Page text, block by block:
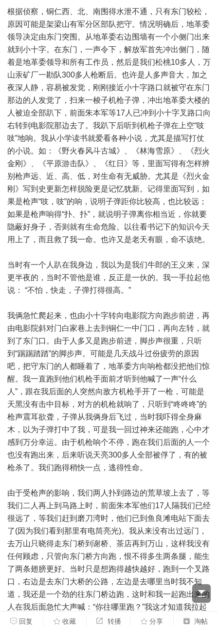
根据侦察，铜仁西、北、南围得水泄不通，只有东门较松，
原因可能是架梁山有军分区部队把守。情况明确后，地革委
领导决定由东门突围。从地革委右边围墙有一个小侧门出来
就到小十字。在东门，一声令下，解放军首先冲出侧门，随
着是地革委领导和所有工作员，然后是我们松桃10多人，万
山汞矿厂一勘队300多人枪断后。也许是人多声音大，加之
夜深人静，容易被发觉，刚刚接近小十字路口就被守在东门
那边的人发觉了，扫来一梭子机枪子弹，冲出地革委大楼的
人被迫全部趴下，前面朱本军等17人已冲到小十字叉路口向
右转到电影院那边去了。我趴下后听到机枪子弹在上空“吱
吱”地响。我从小学读书就爱看各种小说，尤其是描写打仗
的小说。如：《野火春风斗古城》、《林海雪原》、《烈火
金刚》、《平原游击队》、《红日》等，里面写得有怎样辨
别枪声远、近、高、低，对生命有无威胁。尤其是《烈火金
刚》写到史更新怎样脱险更是记忆犹新。记得里面写到，如
果是枪声“吱，吱”的响，说明子弹距你比较高，也比较远；
如果是枪声响得“扑、扑”，就说明子弹离你相当近，你就要
隐蔽好身子，否则就有生命危险。以往看书记下的知识今天
用上了，而且救了我一命。也许又是老天有眼，命不该绝。
当时有一个人趴在我身边，我以为是我们牛郎的王义来，深
更半夜的，当时不管他是谁，反正是一伙的。我一手拉起他
说： “不怕，快走，子弹打得很高。”
我俩急忙爬起来，也由小十字转向电影院方向跑步前进，再
由电影院斜对门白家巷上去到铜仁一中门口，再向左转，就
到了东门口。由于人多又是跑步前进，脚步声很重，只听
到“踢踢踏踏”的脚步声。可能是几天战斗过份疲劳的原因
吧，把守东门的人都睡着了，地革委方向响枪都没把他们惊
醒。我一直跑到他们机枪手面前才听到他喊了一声“什么
人”，跟在我后面的人突然向敌方机枪手开了一枪，可能是
天黑没有击中目标，对方的机枪就响了，只听到“咚咚咚”的
枪声震耳欲聋，子弹从我俩身后飞过，当时我吓得全身麻
木，以为子弹打中了我，可是我一回过神来还能跑，心中才
感到万分幸运。由于机枪响个不停，跑在我们后面的人一个
也没有跑出来，后来听说天亮300多人全部被俘了，有的被
枪杀了。我们跑得稍快一点，逃得性命。
由于受枪声的影响，我们两人扑到路边的荒草坡上去了，等
我们二人再上到马路上时，前面朱本军他们17人隔我们已经
很远了，等我们赶到磨刀湾时，他们已到鱼良滩电站下面去
了(因为我们看到那里有电筒亮光)。我从来没有出过远门，
去万山只晓得走东门桥到谢桥、茶店再到万山，这样我没有
任何顾虑，只管向东门桥方向跑，恨不得多生两条腿，能生
了两条翅膀更好。当时只是想跑得越快越好，跑到一个叉路
口，右边是去东门大桥的公路，左边是去哪里当时我不知
道，我还是一个劲的往东门桥边跑，这时和我一起跑出来的
人在我后面急忙大声喊：“你往哪里跑？”我这才知道我拉起
来与我一起跑的人不是王义来。我马上停住，问： “你是什
回复 收藏 转播 分享 淘帖